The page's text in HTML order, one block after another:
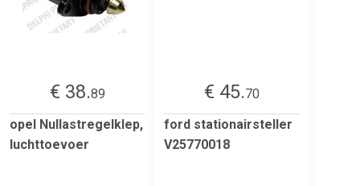
€ 38.89
opel Nullastregelklep,
luchttoevoer
€ 45.70
ford stationairsteller
V25770018